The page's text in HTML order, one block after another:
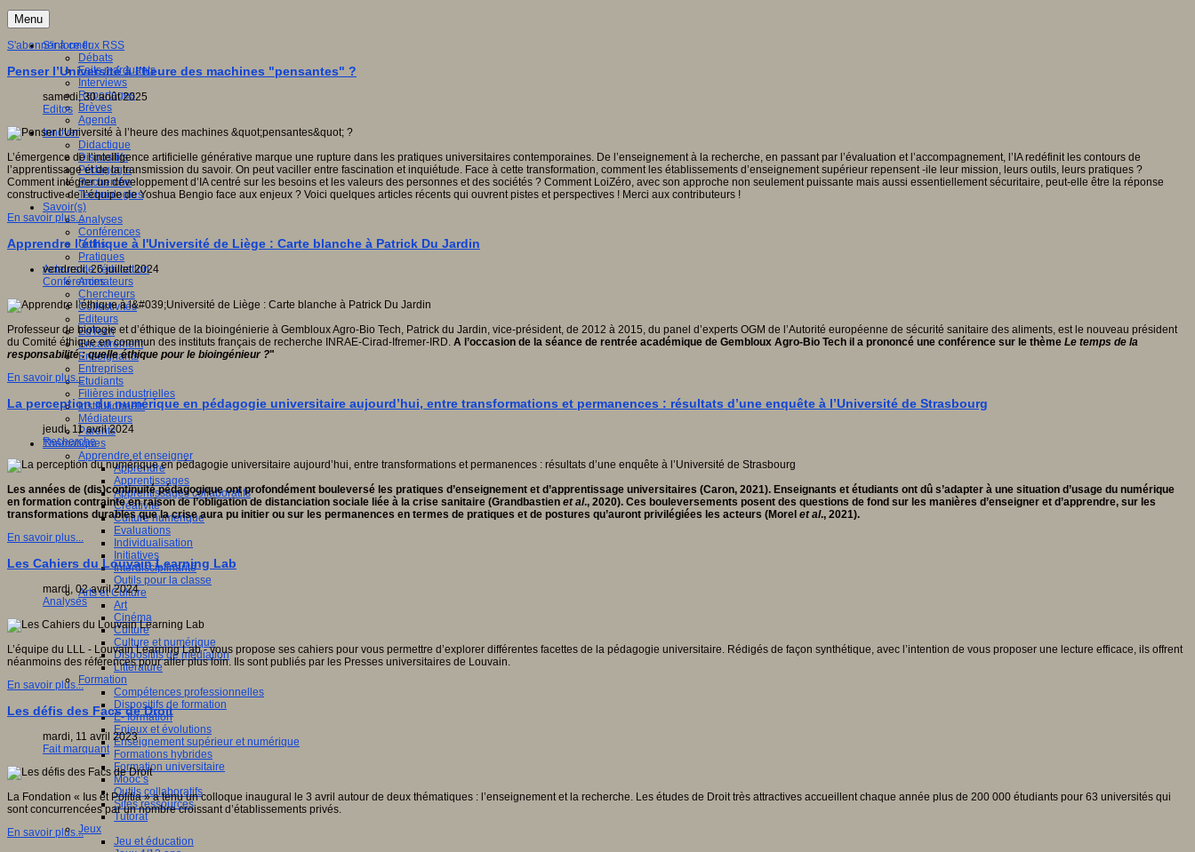
Menu
S'informer
Débats
Faits marquants
Interviews
Reportages
Brèves
Agenda
Innover
Didactique
Dispositifs
Pédagogie
Recherche
Technologies
Savoir(s)
Analyses
Conférences
Outils
Pratiques
Acteurs de l'éducation
Animateurs
Chercheurs
Collectivités
Editeurs
EdTech
Encadrement
Enseignants
Entreprises
Etudiants
Filières industrielles
Institutionnels
Médiateurs
Parents
Thématiques
Apprendre et enseigner
Apprendre
Apprentissages
Apprentissages collaboratifs
Créativité
Culture numérique
Evaluations
Individualisation
Initiatives
Interdisciplinarité
Outils pour la classe
Arts et Culture
Art
Cinéma
Culture
Culture et numérique
Dispositifs de médiation
Littérature
Formation
Compétences professionnelles
Dispositifs de formation
E- formation
Enjeux et évolutions
Enseignement supérieur et numérique
Formations hybrides
Formation universitaire
Mooc’s
Outils collaboratifs
Sites ressources
Tutorat
Jeux
Jeu et éducation
S'abonner à ce flux RSS
Penser l’Université à l’heure des machines "pensantes" ?
samedi, 30 août 2025
Editos
L’émergence de l’intelligence artificielle générative marque une rupture dans les pratiques universitaires contemporaines. De l’enseignement à la recherche, en passant par l’évaluation et l’accompagnement, l’IA redéfinit les contours de
l’apprentissage et de la transmission du savoir. On peut vaciller entre fascination et inquiétude. Face à cette transformation, comment les établissements d’enseignement supérieur repensent -ile leur mission, leurs outils, leurs pratiques ?
Comment intégrer un développement d’IA centré sur les besoins et les valeurs des personnes et des sociétés ? Comment LoiZéro, avec son approche non seulement puissante mais aussi essentiellement sécuritaire, peut-elle être la réponse
constructive de l’équipe de Yoshua Bengio face aux enjeux ? Voici quelques articles récents qui ouvrent pistes et perspectives ! Merci aux contributeurs !
En savoir plus...
Apprendre l’éthique à l'Université de Liège : Carte blanche à Patrick Du Jardin
vendredi, 26 juillet 2024
Conférences
Professeur de biologie et d’éthique de la bioingénierie à Gembloux Agro-Bio Tech, Patrick du Jardin, vice-président, de 2012 à 2015, du panel d’experts OGM de l’Autorité européenne de sécurité sanitaire des aliments, est le nouveau président
du Comité éthique en commun des instituts français de recherche INRAE-Cirad-Ifremer-IRD. A l’occasion de la séance de rentrée académique de Gembloux Agro-Bio Tech il a prononcé une conférence sur le thème Le temps de la
responsabilité : quelle éthique pour le bioingénieur ?"
En savoir plus...
La perception du numérique en pédagogie universitaire aujourd’hui, entre transformations et permanences : résultats d’une enquête à l’Université de Strasbourg
jeudi, 11 avril 2024
Recherche
Les années de (dis)continuité pédagogique ont profondément bouleversé les pratiques d’enseignement et d’apprentissage universitaires (Caron, 2021). Enseignants et étudiants ont dû s’adapter à une situation d’usage du numérique
en formation contrainte en raison de l’obligation de distanciation sociale liée à la crise sanitaire (Grandbastien et al., 2020). Ces bouleversements posent des questions de fond sur les manières d’enseigner et d’apprendre, sur les
transformations durables que la crise aura pu initier ou sur les permanences en termes de pratiques et de postures qu’auront privilégiées les acteurs (Morel et al., 2021).
En savoir plus...
Les Cahiers du Louvain Learning Lab
mardi, 02 avril 2024
Analyses
L’équipe du LLL - Louvain Learning Lab - vous propose ses cahiers pour vous permettre d’explorer différentes facettes de la pédagogie universitaire. Rédigés de façon synthétique, avec l’intention de vous proposer une lecture efficace, ils offrent
néanmoins des références pour aller plus loin. Ils sont publiés par les Presses universitaires de Louvain.
En savoir plus...
Les défis des Facs de Droit
mardi, 11 avril 2023
Fait marquant
La Fondation « Ius et Politia » a tenu un colloque inaugural le 3 avril autour de deux thématiques : l’enseignement et la recherche. Les études de Droit très attractives accueillent chaque année plus de 200 000 étudiants pour 63 universités qui
sont concurrencées par un nombre croissant d’établissements privés.
En savoir plus...